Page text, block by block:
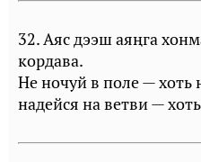
32. Аяс дээш аяңга
кордава.
Не ночуй в поле — хоть
надейся на ветви —